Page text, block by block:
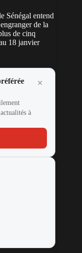
Sénégal entend
de la
de cinq
18 janvier
à